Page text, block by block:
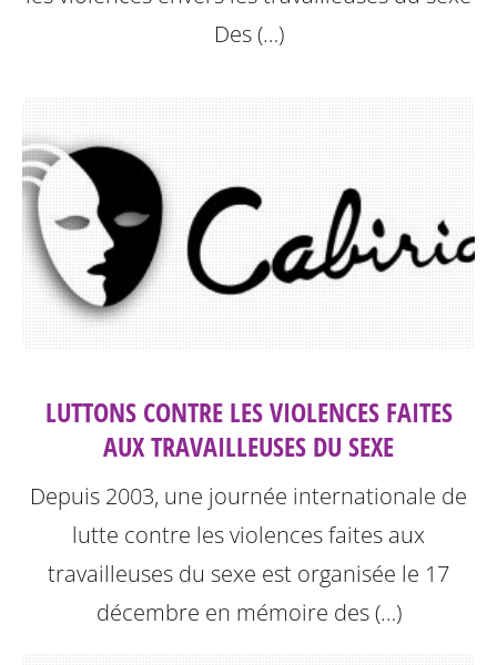
Des (…)
LUTTONS CONTRE LES VIOLENCES FAITES
AUX TRAVAILLEUSES DU SEXE
Depuis 2003, une journée internationale de
lutte contre les violences faites aux
travailleuses du sexe est organisée le 17
décembre en mémoire des (…)